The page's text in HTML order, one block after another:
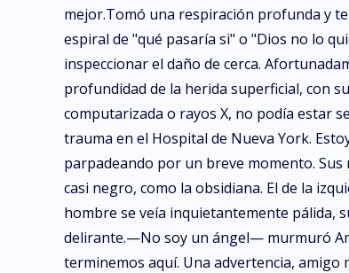
mejor.Tomó una respiración profunda y
espiral de "qué pasaría si" o "Dios no lo
inspeccionar el daño de cerca.
profundidad de la herida superficial, con
computarizada o rayos X, no podía estar
trauma en el Hospital de Nueva York.
parpadeando por un breve momento. Sus
casi negro, como la obsidiana. El de la
hombre se veía inquietantemente pálida,
delirante.—No soy un ángel— murmuró
terminemos aquí. Una advertencia,